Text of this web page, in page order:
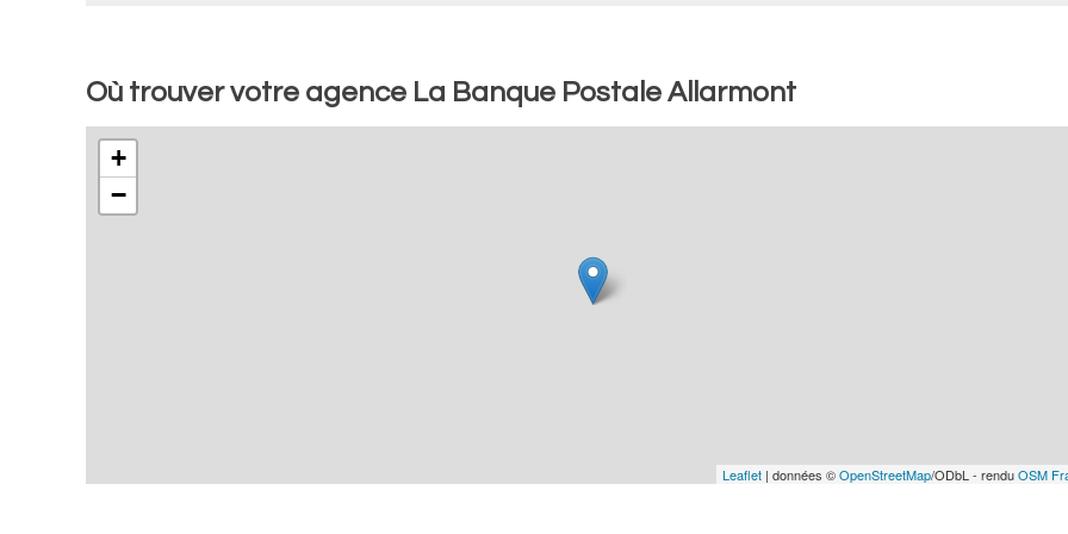
Où trouver votre agence La Banque Postale Allarmont
+
−
Leaflet | données ©OpenStreetMap/ODbL - renduOSM